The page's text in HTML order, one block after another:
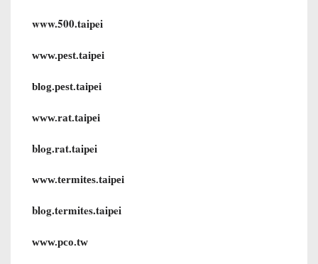
www.500.taipei
www.pest.taipei
blog.pest.taipei
www.rat.taipei
blog.rat.taipei
www.termites.taipei
blog.termites.taipei
www.pco.tw